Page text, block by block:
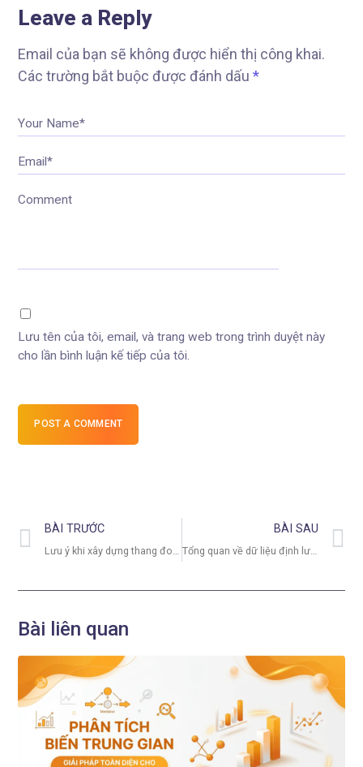
Leave a Reply
Email của bạn sẽ không được hiển thị công khai.
Các trường bắt buộc được đánh dấu*
Your Name*
Email*
Comment
Lưu tên của tôi, email, và trang web trong trình duyệt này
cho lần bình luận kế tiếp của tôi.
POST A COMMENT
BÀI TRƯỚC BÀI SAU
Tổng quan về dữ liệu định lượng (P1: Biến định lượng)
Bài liên quan